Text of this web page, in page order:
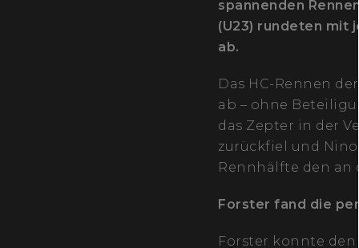
spannenden
(U23) rundeten mit
ab.
Das HC-Rennen
ab – ohne
das Zepter in der
zurückfiel und
Rennhälfte den an
Forster fand die
Forster konnte